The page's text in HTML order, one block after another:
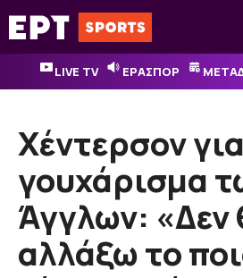
Μετάβαση
σε
περιεχόμενο
LIVE TV ΕΡΑΣΠΟΡ
Χέντερσον
γουχάρισμα
Άγγλων: «Δεν
αλλάξω το